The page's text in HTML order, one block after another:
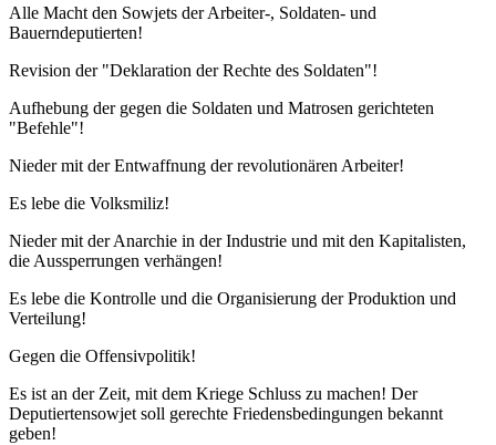
Alle Macht den Sowjets der Arbeiter-, Soldaten- und
Bauerndeputierten!
Revision der "Deklaration der Rechte des Soldaten"!
Aufhebung der gegen die Soldaten und Matrosen gerichteten
"Befehle"!
Nieder mit der Entwaffnung der revolutionären Arbeiter!
Es lebe die Volksmiliz!
Nieder mit der Anarchie in der Industrie und mit den Kapitalisten,
die Aussperrungen verhängen!
Es lebe die Kontrolle und die Organisierung der Produktion und
Verteilung!
Gegen die Offensivpolitik!
Es ist an der Zeit, mit dem Kriege Schluss zu machen! Der
Deputiertensowjet soll gerechte Friedensbedingungen bekannt
geben!